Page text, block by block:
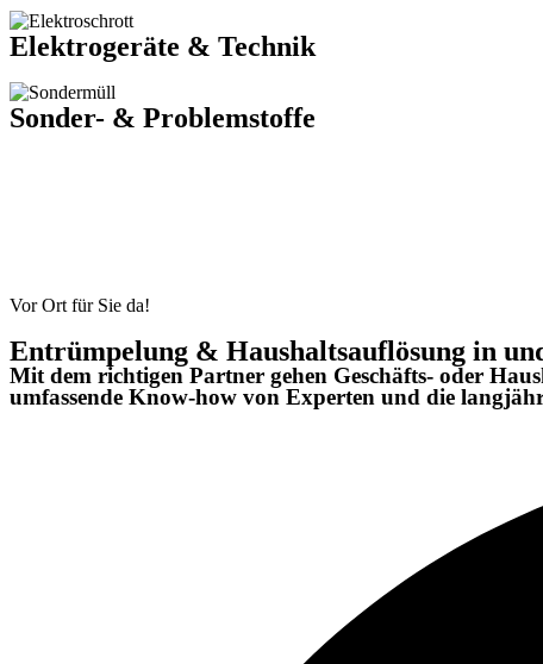
Elektrogeräte & Technik
Sonder- & Problemstoffe
Vor Ort für Sie da!
Entrümpelung & Haushaltsauflösung in
Mit dem richtigen Partner gehen Geschäfts- oder
umfassende Know-how von Experten und die